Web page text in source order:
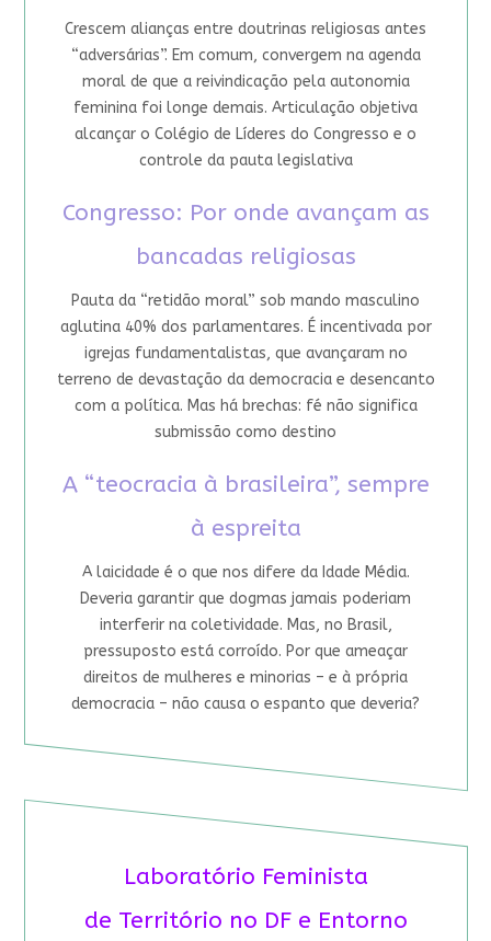
Crescem alianças entre doutrinas religiosas antes
“adversárias”. Em comum, convergem na agenda
moral de que a reivindicação pela autonomia
feminina foi longe demais. Articulação objetiva
alcançar o Colégio de Líderes do Congresso e o
controle da pauta legislativa
Congresso: Por onde avançam as
bancadas religiosas
Pauta da “retidão moral” sob mando masculino
aglutina 40% dos parlamentares. É incentivada por
igrejas fundamentalistas, que avançaram no
terreno de devastação da democracia e desencanto
com a política. Mas há brechas: fé não significa
submissão como destino
A “teocracia à brasileira”, sempre
à espreita
A laicidade é o que nos difere da Idade Média.
Deveria garantir que dogmas jamais poderiam
interferir na coletividade. Mas, no Brasil,
pressuposto está corroído. Por que ameaçar
direitos de mulheres e minorias – e à própria
democracia – não causa o espanto que deveria?
Laboratório Feminista
de Território no DF e Entorno